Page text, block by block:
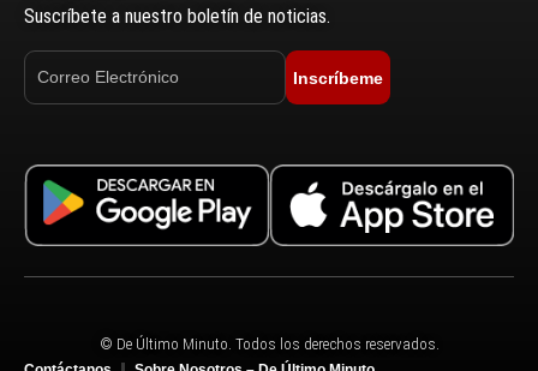
Suscríbete a nuestro boletín de noticias.
Inscríbeme
© De Último Minuto. Todos los derechos reservados.